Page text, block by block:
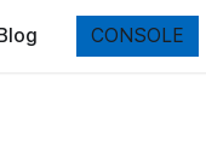
CONSOLE